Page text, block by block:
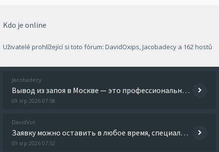
Kdo je online
Uživatelé prohlížející si toto fórum: DavidOxips,Jacobadecy a 162 hostů
Jacobadecy
Вывод из запоя в Москве — это профессиональная наркологическая помощь, направленная на безопасное прекращение длительног
09 srp 2026 07:58
DavidVot
Заявку можно оставить в любое время, специалист быстро сориентирует по дальнейшим действиям. Изучить вопрос глубже - v
09 srp 2026 07:52